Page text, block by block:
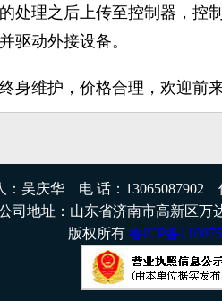
处理之后上传至控制器，控
驱动外接设备。
身维护，价格合理，欢迎前
：吴庆华 电 话：13065087902
司地址：山东省济南市高新区万
版权所有 鲁ICP备